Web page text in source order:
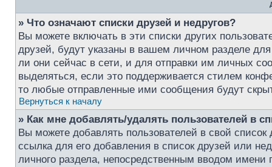
» Что означают списки друзей и недругов?
Вы можете включать в эти списки других
друзей, будут указаны в вашем личном разделе
ли они сейчас в сети, и для отправки им личных
выделяться, если это поддерживается стилем
то любые отправленные ими сообщения будут
Вернуться к началу
» Как мне добавлять/удалять пользователей в
Вы можете добавлять пользователей в свой
ссылка для его добавления в список друзей или
личного раздела, непосредственным вводом имени